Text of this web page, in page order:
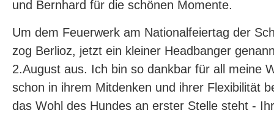
und Bernhard für die schönen Momente.
Um dem Feuerwerk am Nationalfeiertag der
zog Berlioz, jetzt ein kleiner Headbanger
2.August aus. Ich bin so dankbar für all meine
schon in ihrem Mitdenken und ihrer Flexibilität
das Wohl des Hundes an erster Stelle steht -